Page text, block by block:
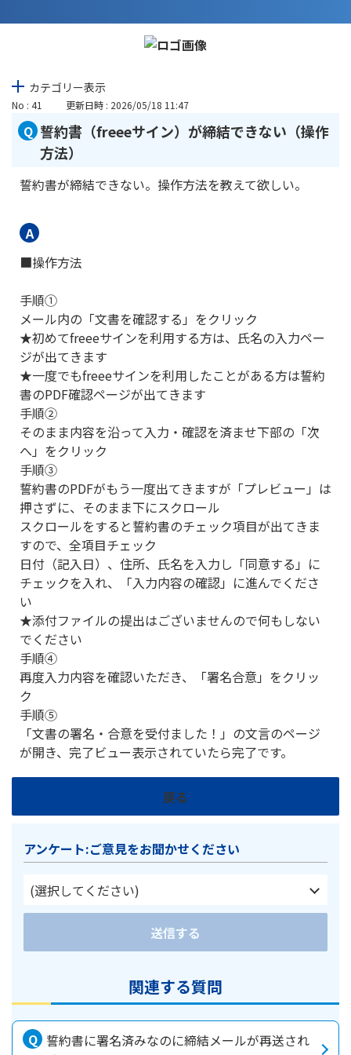
カテゴリー表示
No : 41 更新日時 : 2026/05/18 11:47
誓約書（freeeサイン）が締結できない（操作
方法）
誓約書が締結できない。操作方法を教えて欲しい。
■操作方法
手順①
メール内の「文書を確認する」をクリック
★初めてfreeeサインを利用する方は、氏名の入力ペー
ジが出てきます
★一度でもfreeeサインを利用したことがある方は誓約
書のPDF確認ページが出てきます
手順②
そのまま内容を沿って入力・確認を済ませ下部の「次
へ」をクリック
手順③
誓約書のPDFがもう一度出てきますが「プレビュー」は
押さずに、そのまま下にスクロール
スクロールをすると誓約書のチェック項目が出てきま
すので、全項目チェック
日付（記入日）、住所、氏名を入力し「同意する」に
チェックを入れ、「入力内容の確認」に進んでくださ
い
★添付ファイルの提出はございませんので何もしない
でください
手順④
再度入力内容を確認いただき、「署名合意」をクリッ
ク
手順⑤
「文書の署名・合意を受付ました！」の文言のページ
が開き、完了ビュー表示されていたら完了です。
戻る
アンケート:ご意見をお聞かせください
(選択してください)
送信する
関連する質問
誓約書に署名済みなのに締結メールが再送され